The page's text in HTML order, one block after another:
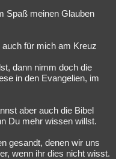
Spaß meinen Glauben
für mich am Kreuz
dann nimm doch die
in den Evangelien, im
aber auch die Bibel
Du mehr wissen willst.
gesandt, denen wir uns
wenn ihr dies nicht wisst.